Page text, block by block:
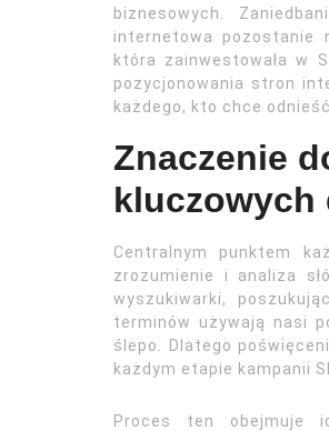
biznesowych.
internetowa pozostanie
która zainwestowała w
pozycjonowania stron
każdego, kto chce
Znaczenie
kluczowych
Centralnym punktem
zrozumienie i analiza
wyszukiwarki,
terminów używają nasi
ślepo. Dlatego
każdym etapie kampanii
Proces ten obejmuje